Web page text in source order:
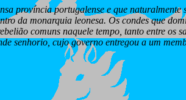
província portugalense e que
da monarquia leonesa. Os condes que
comuns naquele tempo, tanto entre
senhorio, cujo governo entregou a um